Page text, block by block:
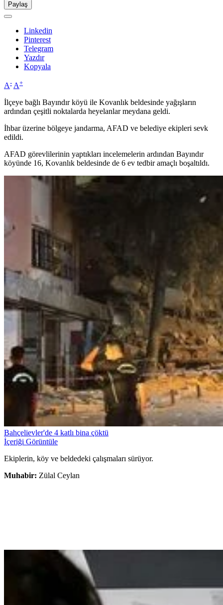
Paylaş
Linkedin
Pinterest
Telegram
Yazdır
Kopyala
A- A+
İlçeye bağlı Bayındır köyü ile Kovanlık beldesinde yağışların
ardından çeşitli noktalarda heyelanlar meydana geldi.
İhbar üzerine bölgeye jandarma, AFAD ve belediye ekipleri sevk
edildi.
AFAD görevlilerinin yaptıkları incelemelerin ardından Bayındır
köyünde 16, Kovanlık beldesinde de 6 ev tedbir amaçlı boşaltıldı.
Bahçelievler'de 4 katlı bina çöktü
İçeriği Görüntüle
Ekiplerin, köy ve beldedeki çalışmaları sürüyor.
Muhabir: Zülal Ceylan